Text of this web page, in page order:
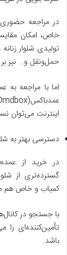
در مراجعه حضوری
خاص، امکان
تولیدی شلوار
حمل‌ونقل و… نیز
اما با مراجعه به
اینترنت می‌توان
دسترسی بهتر به
در خرید از
گسترده‌تری از
کمیاب و خاص هم
با جستجو در
تأمین‌کننده‌ای را
باشد.